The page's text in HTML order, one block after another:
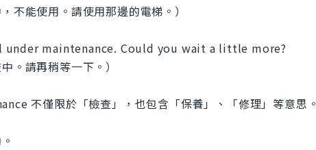
不能使用。請使用那邊的電梯。）
maintenance. Could you wait a little more?
。請再稍等一下。）
不僅限於「檢查」，也包含「保養」、「修理」等意思。